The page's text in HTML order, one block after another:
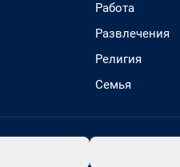
Работа
Развлечения
Религия
Семья